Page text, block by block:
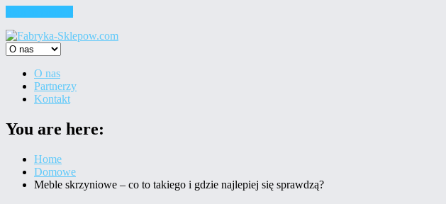
O nas
Partnerzy
Kontakt
You are here:
Home
Domowe
Meble skrzyniowe – co to takiego i gdzie najlepiej się sprawdzą?